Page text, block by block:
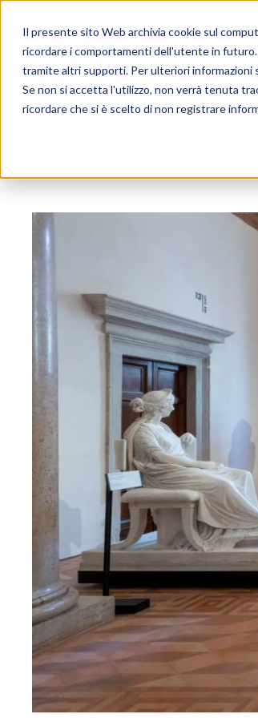
Il presente sito Web archivia cookie sul
ricordare i comportamenti dell'utente in
tramite altri supporti. Per ulteriori informazioni
Se non si accetta l'utilizzo, non verrà tenuta
ricordare che si è scelto di non registrare